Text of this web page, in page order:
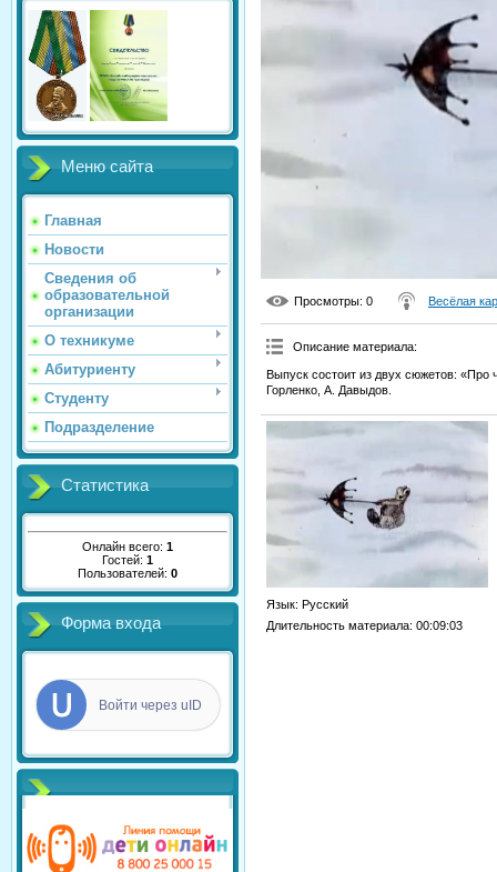
Меню сайта
Главная
Новости
Сведения об
образовательной
организации
О техникуме
Абитуриенту
Студенту
Подразделение
Статистика
Онлайн всего: 1
Гостей: 1
Пользователей: 0
Форма входа
Войти через uID
Просмотры: 0 Весёлая
Описание материала:
Выпуск состоит из двух сюжетов:
Горленко, А. Давыдов.
Язык: Русский
Длительность материала: 00:09:03